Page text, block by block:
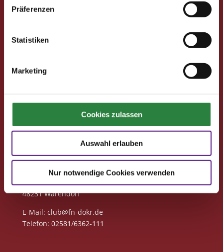
Präferenzen
Statistiken
Marketing
Cookies zulassen
Auswahl erlauben
Nur notwendige Cookies verwenden
Clubmitglied werden
Club-Newsletter
Deutsche Reiterliche Vereinigung
Bereich Pferdesport Deutschland Club
Freiherr-von-Langen-Str. 13
48231 Warendorf
E-Mail: club@fn-dokr.de
Telefon: 02581/6362-111